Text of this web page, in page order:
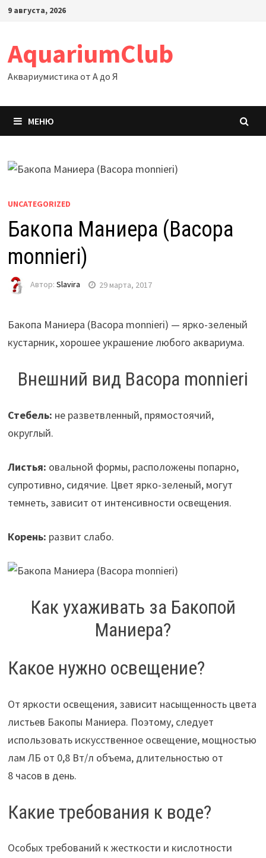
Перейти
9 августа, 2026
AquariumClub
Аквариумистика от А до Я
МЕНЮ
UNCATEGORIZED
Бакопа Маниера (Bacopa
monnieri)
Автор: Slavira 29 марта, 2017
Бакопа Маниера (Bacopa monnieri) — ярко-зеленый
кустарник, хорошее украшение любого аквариума.
Внешний вид Bacopa monnieri
Стебель: не разветвленный, прямостоячий,
округлый.
Листья: овальной формы, расположены попарно,
супротивно, сидячие. Цвет ярко-зеленый, могут
темнеть, зависит от интенсивности освещения.
Корень: развит слабо.
Как ухаживать за Бакопой
Маниера?
Какое нужно освещение?
От яркости освещения, зависит насыщенность цвета
листьев Бакопы Маниера. Поэтому, следует
использовать искусственное освещение, мощностью
лам ЛБ от 0,8 Вт/л объема, длительностью от
8 часов в день.
Какие требования к воде?
Особых требований к жесткости и кислотности